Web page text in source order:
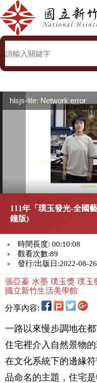
hlsjs-lite: Network error
111年「璞玉發光-全國
鐘版)
時間長度: 00:10:08
觀看次數:89
發行/出版日:2022-08-26
張亞蓁 水墨 璞玉獎 璞玉
國立新竹生活美學館
分享內容:
一路以來慢步調地在
住宅裡介入自然景物
在文化系統下的邊緣
品命名的主題，住宅